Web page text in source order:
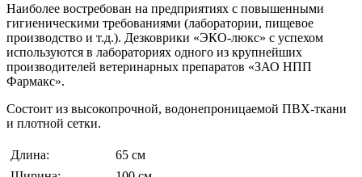
Наиболее востребован на предприятиях с повышенными
гигиеническими требованиями (лаборатории, пищевое
производство и т.д.). Дезковрики «ЭКО-люкс» с успехом
используются в лабораториях одного из крупнейших
производителей ветеринарных препаратов «ЗАО НПП
Фармакс».
Состоит из высокопрочной, водонепроницаемой ПВХ-ткани
и плотной сетки.
Длина:
65 см